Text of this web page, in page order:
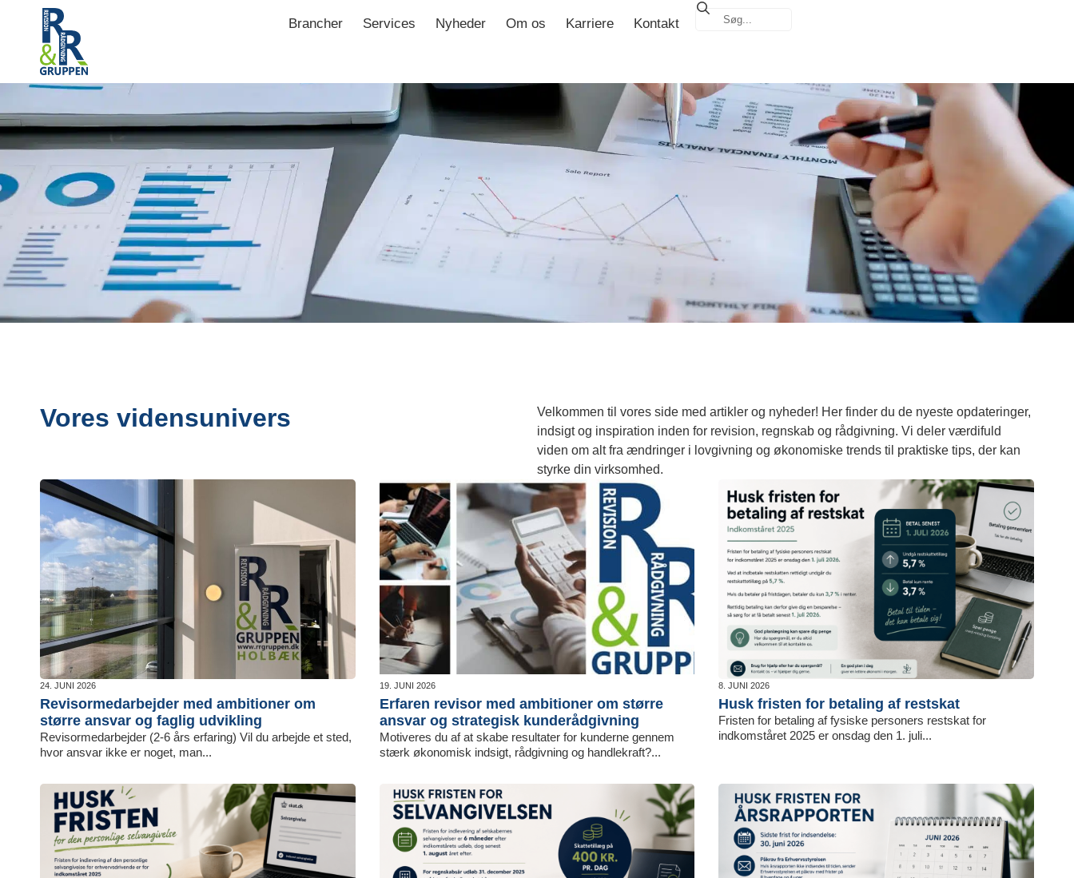
Brancher Services Nyheder Om os Karriere Kontakt
Vores vidensunivers
Velkommen til vores side med artikler og nyheder! Her finder du de nyeste opdateringer,
indsigt og inspiration inden for revision, regnskab og rådgivning. Vi deler værdifuld
viden om alt fra ændringer i lovgivning og økonomiske trends til praktiske tips, der kan
styrke din virksomhed.
24. JUNI 2026
Revisormedarbejder med ambitioner om
større ansvar og faglig udvikling
Revisormedarbejder (2-6 års erfaring) Vil du arbejde et sted,
hvor ansvar ikke er noget, man...
19. JUNI 2026
Erfaren revisor med ambitioner om større
ansvar og strategisk kunderådgivning
Motiveres du af at skabe resultater for kunderne gennem
stærk økonomisk indsigt, rådgivning og handlekraft?...
8. JUNI 2026
Husk fristen for betaling af restskat
Fristen for betaling af fysiske personers restskat for
indkomståret 2025 er onsdag den 1. juli...